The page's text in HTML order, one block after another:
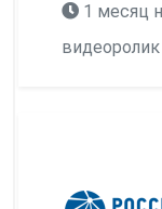
1 месяц
видеоролик